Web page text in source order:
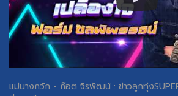
แม่นางกวัก - ก๊อต จิรพัฒน์ : ข่าวลูกทุ่ง